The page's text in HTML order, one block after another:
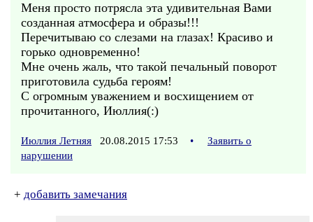
Меня просто потрясла эта удивительная Вами
созданная атмосфера и образы!!!
Перечитываю со слезами на глазах! Красиво и
горько одновременно!
Мне очень жаль, что такой печальный поворот
приготовила судьба героям!
С огромным уважением и восхищением от
прочитанного, Июллия(:)
Июллия Летняя 20.08.2015 17:53 •
Заявить о
нарушении
+ добавить замечания